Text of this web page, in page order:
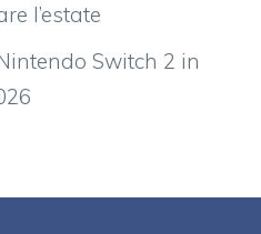
l’estate
Switch 2 in